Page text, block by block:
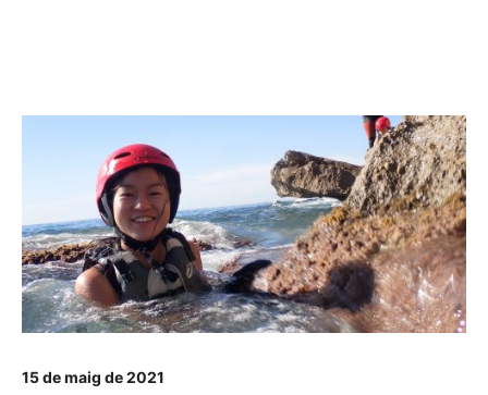
15 de maig de 2021